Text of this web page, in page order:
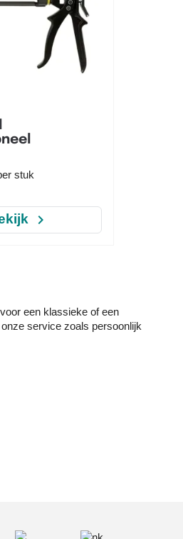
stuk
navigate_next
een klassieke of een
service zoals persoonlijk